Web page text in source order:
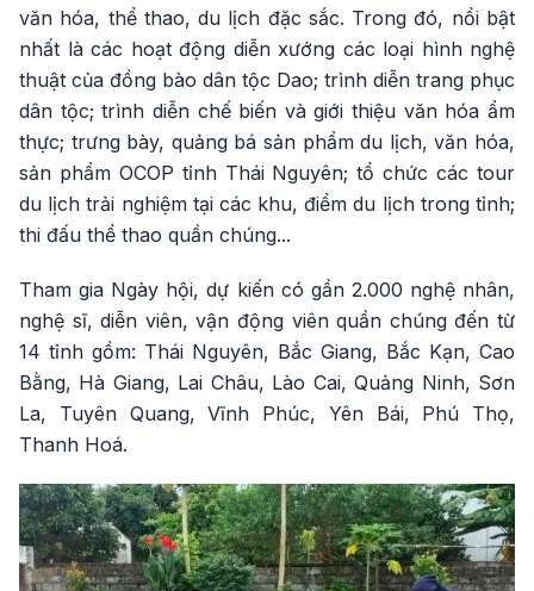
văn hóa, thể thao, du lịch đặc sắc. Trong đó, nổi bật
nhất là các hoạt động diễn xướng các loại hình nghệ
thuật của đồng bào dân tộc Dao; trình diễn trang phục
dân tộc; trình diễn chế biến và giới thiệu văn hóa ẩm
thực; trưng bày, quảng bá sản phẩm du lịch, văn hóa,
sản phẩm OCOP tỉnh Thái Nguyên; tổ chức các tour
du lịch trải nghiệm tại các khu, điểm du lịch trong tỉnh;
thi đấu thể thao quần chúng...
Tham gia Ngày hội, dự kiến có gần 2.000 nghệ nhân,
nghệ sĩ, diễn viên, vận động viên quần chúng đến từ
14 tỉnh gồm: Thái Nguyên, Bắc Giang, Bắc Kạn, Cao
Bằng, Hà Giang, Lai Châu, Lào Cai, Quảng Ninh, Sơn
La, Tuyên Quang, Vĩnh Phúc, Yên Bái, Phú Thọ,
Thanh Hoá.